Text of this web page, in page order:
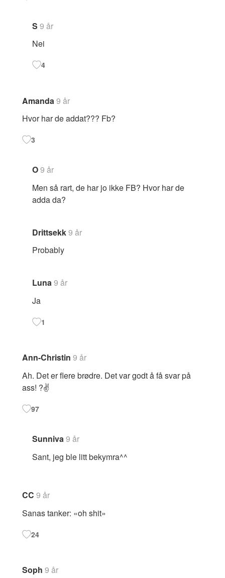
S 9 år
Nei
4
Amanda9 år
Hvor har de addat??? Fb?
3
O9 år
Men så rart, de har jo ikke FB? Hvor har de
adda da?
Drittsekk9 år
Probably
Luna9 år
Ja
1
Ann-Christin 9 år
Ah. Det er flere brødre. Det var godt å få svar på
ass! ?✌
97
Sunniva9 år
Sant, jeg ble litt bekymra^^
CC 9 år
Sanas tanker: «oh shit»
24
Soph 9 år